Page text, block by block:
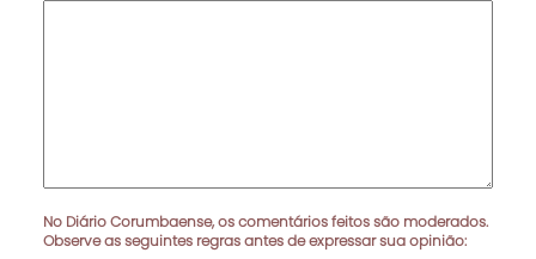
No Diário Corumbaense, os comentários feitos são moderados.
Observe as seguintes regras antes de expressar sua opinião: